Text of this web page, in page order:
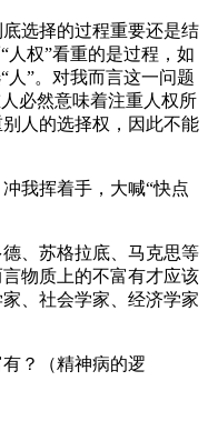
选择的过程重要还是结
人权”看重的是过程，如
人”。对我而言这一问题
必然意味着注重人权所
人的选择权，因此不能
我挥着手，大喊“快点
、苏格拉底、马克思等
物质上的不富有才应该
、社会学家、经济学家
？（精神病的逻